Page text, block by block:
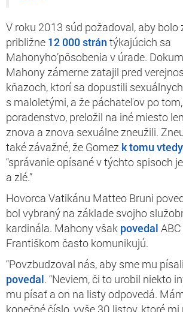
V roku 2013 súd požadoval, aby bolo
približne 12 000 strán týkajúcich sa
Mahonyho’pôsobenia v úrade.
Mahony zámerne zatajil pred
kňazoch, ktorí sa dopustili
s maloletými, a že páchateľov po
poradenstvo, preložil na iné miesto
znova a znova sexuálne zneužili.
také závažné, že Gomez k tomu
“správanie opísané v týchto spisoch
a zlé.”
Hovorca Vatikánu Matteo Bruni
bol vybraný na základe svojho
kardinála. Mahony však povedal
Františkom často komunikujú.
“Povzbudzoval nás, aby sme mu
povedal. “Neviem, či to urobil niekto
mu písať a on na listy odpovedá.
konečné číslo, vyše 30 listov, ktoré mi